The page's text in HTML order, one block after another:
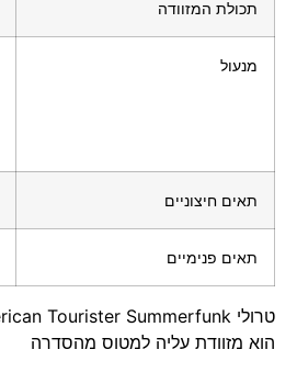
תכולת המזוודה
מנעול
תאים חיצוניים
תאים פנימיים
הוא מזוודת עליה למטוס מהסדרה